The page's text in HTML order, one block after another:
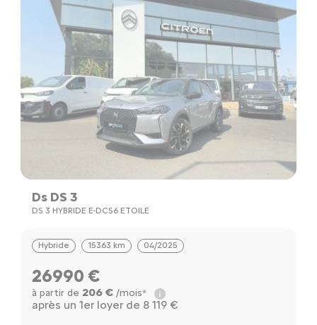
Ds DS 3
DS 3 HYBRIDE E-DCS6 ETOILE
Hybride 15363 km 04/2025
26990 €
à partir de 206 €/mois*
après un 1er loyer de 8 119 €